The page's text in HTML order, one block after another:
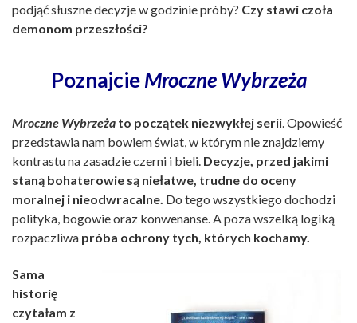
podjąć słuszne decyzje w godzinie próby? Czy stawi czoła
demonom przeszłości?
PoznajcieMroczne Wybrzeża
Mroczne Wybrzeża to początek niezwykłej serii. Opowieść
przedstawia nam bowiem świat, w którym nie znajdziemy
kontrastu na zasadzie czerni i bieli. Decyzje, przed jakimi
staną bohaterowie są niełatwe, trudne do oceny
moralnej i nieodwracalne. Do tego wszystkiego dochodzi
polityka, bogowie oraz konwenanse. A poza wszelką logiką
rozpaczliwa próba ochrony tych, których kochamy.
Sama
historię
czytałam z